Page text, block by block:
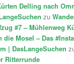
Delling nach
zu
#7 – Mühlenweg
die Mosel – Das
| DasLangeSuchen
Ritterrunde